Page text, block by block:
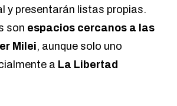
y presentarán listas propias.
son espacios cercanos a las
Milei, aunque solo uno
a La Libertad